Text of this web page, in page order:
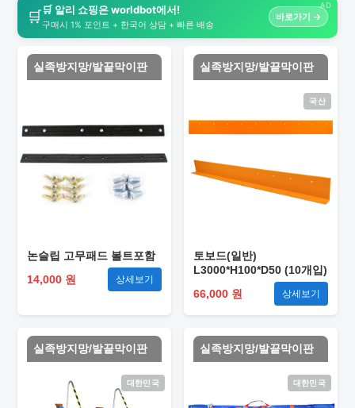
AD
🛒🛒 알리 쇼핑은 worldbot에서!
구매시 1% 포인트 + 한국어 상담 + 빠른 배송
바로가기 →
실족방지망/발끝막이판
논슬립 고무패드 볼트포함
14,000 원
상세보기
실족방지망/발끝막이판
국산
토보드(일반)
L3000*H100*D50 (10개입)
66,000 원
상세보기
실족방지망/발끝막이판
대한민국
실족방지망/발끝막이판
대한민국